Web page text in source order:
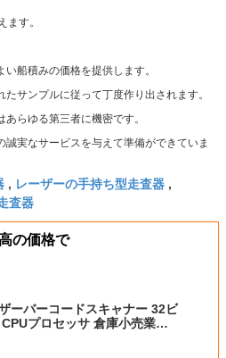
ます。
船積みの価格を提供します。
サンプルに従って丁度作り出されます。
らゆる第三者に機密です。
実なサービスを与えて準備ができていま
, レーザーの手持ち型走査器 ,
査器
の価格で
ーバーコードスキャナー 32ビ
CPUプロセッサ 倉庫小売業と